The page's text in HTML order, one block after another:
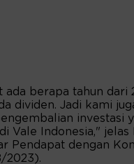
ada berapa tahun dari
dividen. Jadi kami
investasi
Vale Indonesia," jelas
Pendapat dengan
2023).